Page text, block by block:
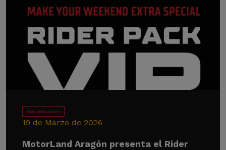
Competiciones
19 de Marzo de 2026
MotorLand Aragón presenta el Rider